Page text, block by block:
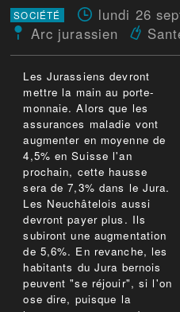
SOCIÉTÉ lundi 26
Arc jurassien
Les Jurassiens devront
mettre la main au porte-
monnaie. Alors que les
assurances maladie vont
augmenter en moyenne de
4,5% en Suisse l'an
prochain, cette hausse
sera de 7,3% dans le Jura.
Les Neuchâtelois aussi
devront payer plus. Ils
subiront une augmentation
de 5,6%. En revanche, les
habitants du Jura bernois
peuvent "se réjouir", si l'on
ose dire, puisque la